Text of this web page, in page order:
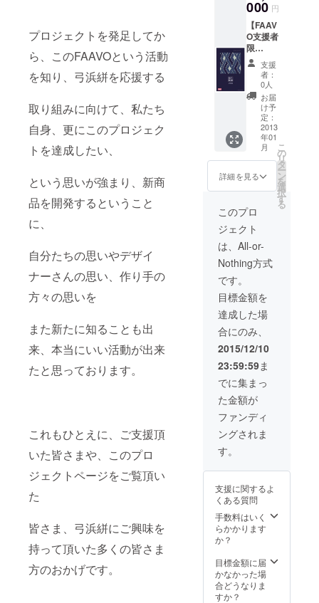
プロジェクトを発足してか
ら、このFAAVOという活動
を知り、弓浜絣を応援する
取り組みに向けて、私たち
自身、更にこのプロジェク
トを達成したい、
という思いが強まり、新商
品を開発するということ
に、
自分たちの思いやデザイ
ナーさんの思い、作り手の
方々の思いを
また新たに知ることも出
来、本当にいい活動が出来
たと思っております。
これもひとえに、ご支援頂
いた皆さまや、このプロ
ジェクトページをご覧頂い
た
皆さま、弓浜絣にご興味を
持って頂いた多くの皆さま
方のおかげです。
いもの
です。
（AYA
）」
×1ヶ）
■弓濵瑞
織ハン
カチタ
オルデ
ザイン
クリア
ファイ
ル
×2ヶ
（「漱
（SOU
）×1ヶ
＋綾
×1ヶ」
※現在デ
ザイン
してい
るもの
は未だ
らず、
このク
ラウド
ファン
ディン
グの支
援でし
か手に
入らな
いもの
です。
000 円
【FAAV
O支援者
限
定！】
■絣タペ
スト
リー1ヶ
■弓浜絣
×今治タ
オル2つ
折りデ
ザイン
ハンカ
チタオ
ル×2ヶ
（「漱
（SOU
）」
×1ヶ＋
「綾
（AYA
）」
織ハン
カチタ
オルデ
ザイン
クリア
ファイ
ル×2ヶ
※現在デ
ザイン
してい
るもの
は未だ
販売さ
このク
ファン
ディン
グの支
援でし
か手に
いもの
です。
支援
者：
0人
お届
け予
定：
2013
年01
月
詳細を見る
こ
の
リ
タ
ー
ン
を
選
択
す
る
このプロ
ジェクト
は、All-or-
Nothing方式
です。
目標金額を
達成した場
合にのみ、
2015/12/10
23:59:59ま
でに集まっ
た金額が
ファンディ
ングされま
す。
支援に関するよ
くある質問
手数料はいく
らかかります
か？
目標金額に届
かなかった場
合どうなりま
すか？